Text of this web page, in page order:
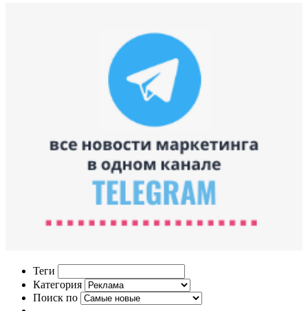
Теги
Категория
Поиск по